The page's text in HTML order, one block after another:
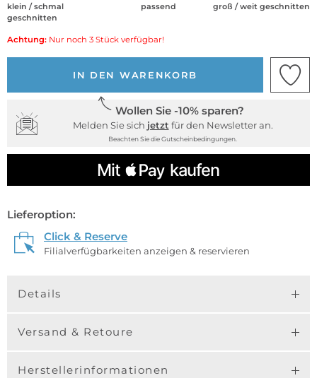
klein / schmal
geschnitten
passend groß / weit geschnitten
Achtung: Nur noch 3 Stück verfügbar!
IN DEN WARENKORB
Wollen Sie -10% sparen?
Melden Sie sich jetzt für den Newsletter an.
Beachten Sie die Gutscheinbedingungen.
Lieferoption:
Click & Reserve
Filialverfügbarkeiten anzeigen & reservieren
Details
Versand & Retoure
Herstellerinformationen